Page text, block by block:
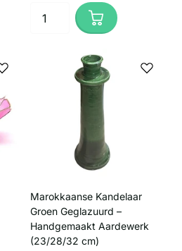
Marokkaanse Kandelaar
Groen Geglazuurd –
Handgemaakt Aardewerk
(23/28/32 cm)